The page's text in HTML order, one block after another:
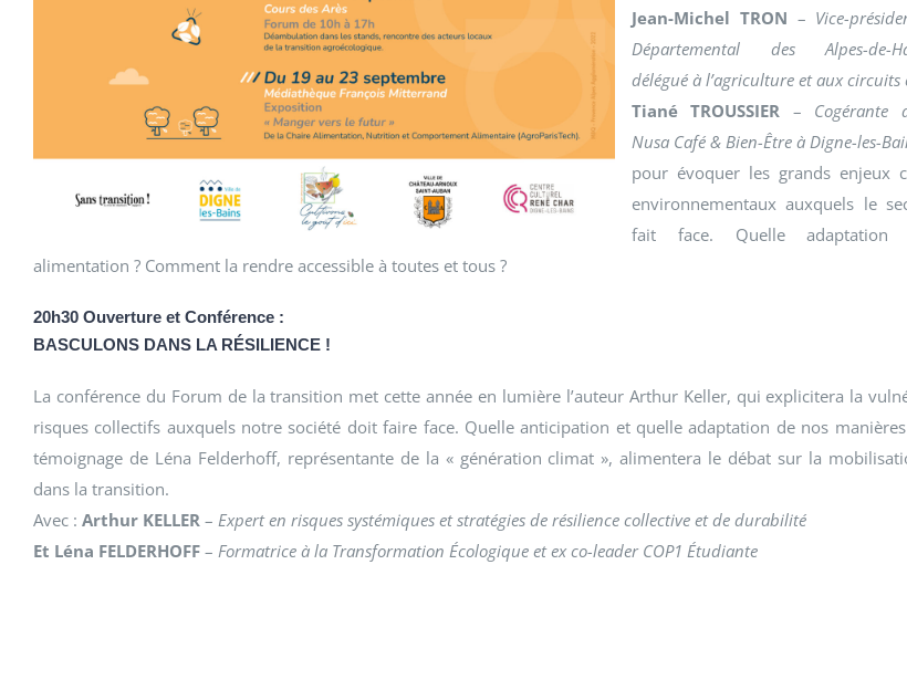
Jean-Michel TRON – Vice-
Départemental des Alpes-de-
délégué à l’agriculture et aux circuits
Tiané TROUSSIER – Cogérante
Nusa Café & Bien-Être à Digne-les-
pour évoquer les grands enjeux
environnementaux auxquels le
fait face. Quelle adaptation
alimentation ? Comment la rendre accessible à toutes et tous ?
20h30 Ouverture et Conférence :
BASCULONS DANS LA RÉSILIENCE !
La conférence du Forum de la transition met cette année en lumière l’auteur Arthur Keller, qui explicitera la
risques collectifs auxquels notre société doit faire face. Quelle anticipation et quelle adaptation de nos
témoignage de Léna Felderhoff, représentante de la « génération climat », alimentera le débat sur la
dans la transition.
Avec : Arthur KELLER – Expert en risques systémiques et stratégies de résilience collective et de durabilité
Et Léna FELDERHOFF – Formatrice à la Transformation Écologique et ex co-leader COP1 Étudiante